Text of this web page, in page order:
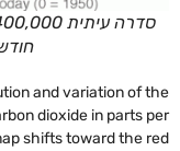
חודש יוני
and variation of the
dioxide in parts per
shifts toward the red